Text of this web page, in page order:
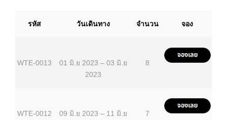
รหัส วันเดินทาง จำนวน จอง
WTE-0013
01 มิ.ย 2023 – 03 มิ.ย
2023
8
WTE-0012
09 มิ.ย 2023 – 11 มิ.ย
7